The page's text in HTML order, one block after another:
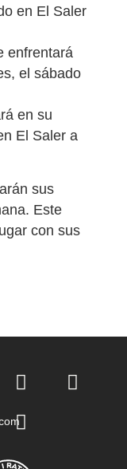
en El Saler
enfrentará
el sábado
en su
El Saler a
sus
Este
con sus